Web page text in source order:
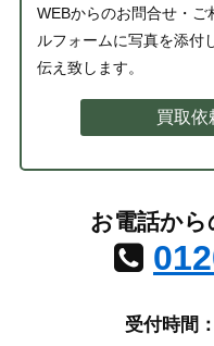
WEBからのお問合せ・
ルフォームに写真を添付
伝え致します。
買取依
お電話か
受付時間